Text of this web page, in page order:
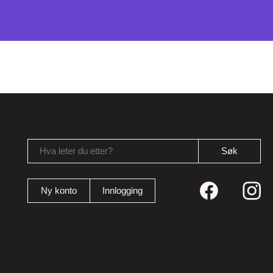
Hva leter du etter?
Ny konto Innlogging